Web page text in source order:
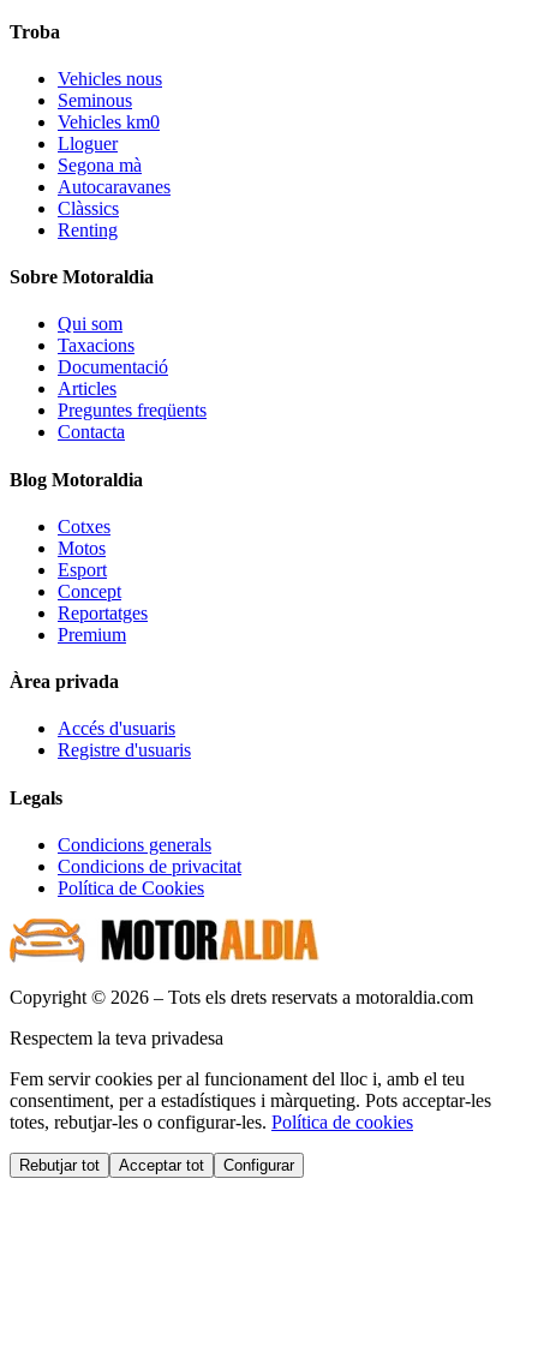
Troba
Vehicles nous
Seminous
Vehicles km0
Lloguer
Segona mà
Autocaravanes
Clàssics
Renting
Sobre Motoraldia
Qui som
Taxacions
Documentació
Articles
Preguntes freqüents
Contacta
Blog Motoraldia
Cotxes
Motos
Esport
Concept
Reportatges
Premium
Àrea privada
Accés d'usuaris
Registre d'usuaris
Legals
Condicions generals
Condicions de privacitat
Política de Cookies
Copyright © 2026 – Tots els drets reservats a motoraldia.com
Respectem la teva privadesa
Fem servir cookies per al funcionament del lloc i, amb el teu
consentiment, per a estadístiques i màrqueting. Pots acceptar-les
totes, rebutjar-les o configurar-les. Política de cookies
Rebutjar tot Acceptar tot Configurar